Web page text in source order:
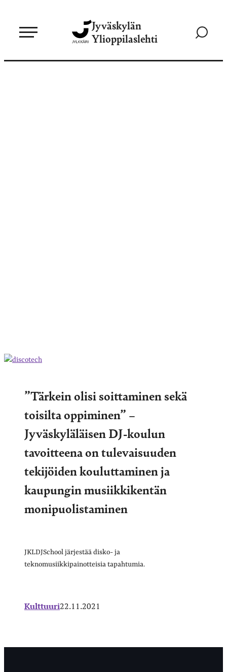
sisältöön
Jyväskylän
Ylioppilaslehti
Siirry
”Tärkein olisi soittaminen sekä
toisilta oppiminen” –
Jyväskyläläisen DJ-koulun
tavoitteena on tulevaisuuden
tekijöiden kouluttaminen ja
kaupungin musiikkikentän
monipuolistaminen
JKLDJSchool järjestää disko- ja
teknomusiikkipainotteisia tapahtumia.
Kulttuuri22.11.2021